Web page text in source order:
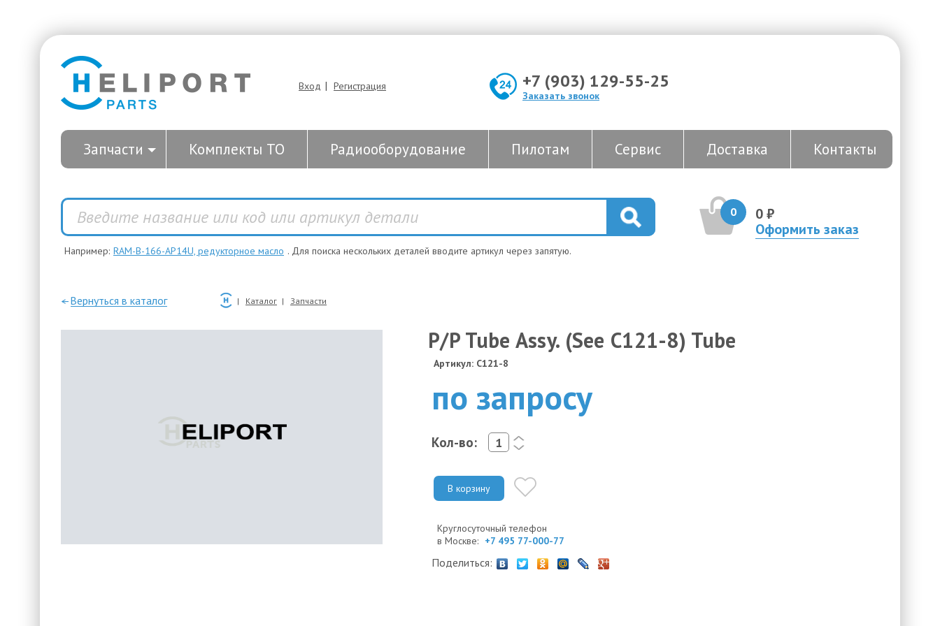
Вход | Регистрация +7 (903) 129-55-25
Заказать звонок
Запчасти Комплекты ТО Радиооборудование Пилотам Сервис Доставка Контакты
0
0 ₽
Оформить заказ
Например: RAM-B-166-AP14U, редукторное масло . Для поиска нескольких деталей вводите артикул через запятую.
—Вернуться в каталог Каталог Запчасти
P/P Tube Assy. (See C121-8) Tube
Артикул: C121-8
по запросу
Кол-во:
<
>
В корзину
Круглосуточный телефон
в Москве: +7 495 77-000-77
Поделиться: